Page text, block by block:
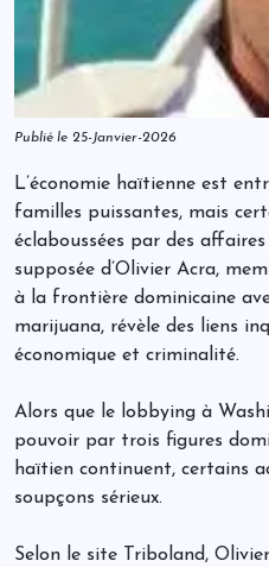
Publié le 25-Janvier-2026
L’économie haïtienne est
familles puissantes, mais
éclaboussées par des
supposée d’Olivier Acra,
à la frontière dominicaine
marijuana, révèle des liens
économique et criminalité.
Alors que le lobbying à
pouvoir par trois figures
haïtien continuent, certains
soupçons sérieux.
Selon le site Triboland,